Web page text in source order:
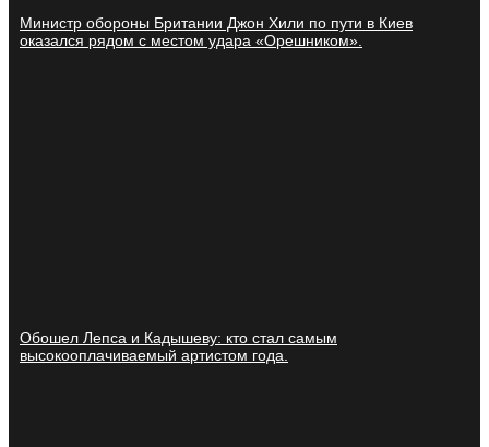
Министр обороны Британии Джон Хили по пути в Киев
оказался рядом с местом удара «Орешником».
Обошел Лепса и Кадышеву: кто стал самым
высокооплачиваемый артистом года.